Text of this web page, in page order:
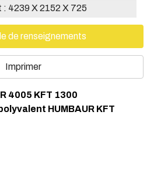
: 4239 X 2152 X 725
de renseignements
Imprimer
4005 KFT 1300
HUMBAUR KFT